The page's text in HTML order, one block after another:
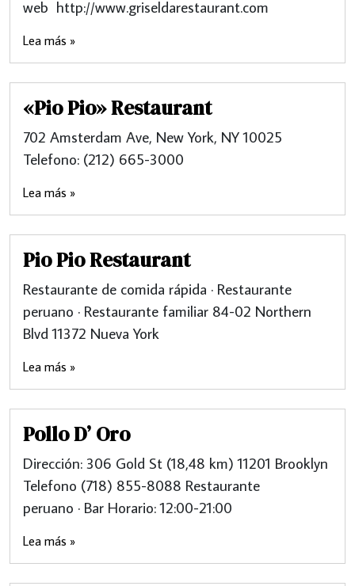
web http://www.griseldarestaurant.com
Lea más »
«Pio Pio» Restaurant
702 Amsterdam Ave, New York, NY 10025
Telefono: (212) 665-3000
Lea más »
Pio Pio Restaurant
Restaurante de comida rápida · Restaurante
peruano · Restaurante familiar 84-02 Northern
Blvd 11372 Nueva York
Lea más »
Pollo D’ Oro
Dirección: 306 Gold St (18,48 km) 11201 Brooklyn
Telefono (718) 855-8088 Restaurante
peruano · Bar Horario: 12:00-21:00
Lea más »